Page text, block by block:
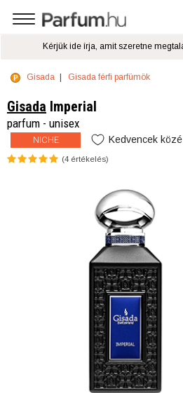
Gisada Gisada férfi parfümök
Gisada Imperial
parfum - unisex
NICHE Kedvencek közé
(4 értékelés)